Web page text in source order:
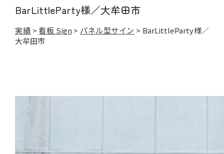
BarLittleParty様／大牟田市
実績 >看板 Sign > パネル型サイン > BarLittleParty様／
大牟田市